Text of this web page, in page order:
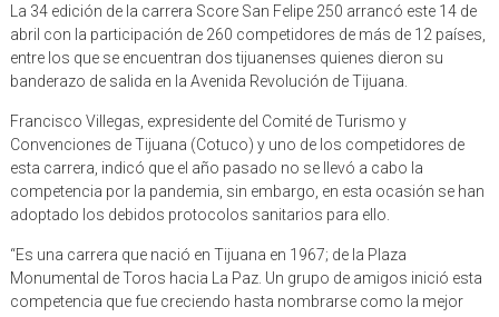
La 34 edición de la carrera Score San Felipe 250 arrancó este 14 de
abril con la participación de 260 competidores de más de 12 países,
entre los que se encuentran dos tijuanenses quienes dieron su
banderazo de salida en la Avenida Revolución de Tijuana.
Francisco Villegas, expresidente del Comité de Turismo y
Convenciones de Tijuana (Cotuco) y uno de los competidores de
esta carrera, indicó que el año pasado no se llevó a cabo la
competencia por la pandemia, sin embargo, en esta ocasión se han
adoptado los debidos protocolos sanitarios para ello.
“Es una carrera que nació en Tijuana en 1967; de la Plaza
Monumental de Toros hacia La Paz. Un grupo de amigos inició esta
competencia que fue creciendo hasta nombrarse como la mejor